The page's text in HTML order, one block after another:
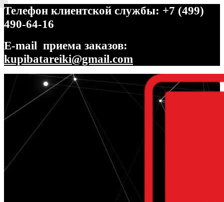
Телефон клиентской службы: +7 (499)
490-64-16
E-mail приема заказов:
kupibatareiki@gmail.com
Перейти
навигации
Перейти
содержимому